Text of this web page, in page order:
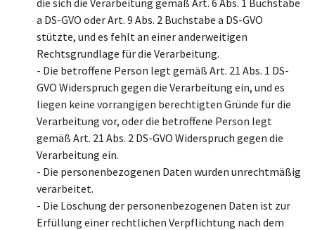
a DS-GVO oder Art. 9 Abs. 2 Buchstabe a DS-GVO
stützte, und es fehlt an einer anderweitigen
Rechtsgrundlage für die Verarbeitung.
- Die betroffene Person legt gemäß Art. 21 Abs. 1 DS-
GVO Widerspruch gegen die Verarbeitung ein, und es
liegen keine vorrangigen berechtigten Gründe für die
Verarbeitung vor, oder die betroffene Person legt
gemäß Art. 21 Abs. 2 DS-GVO Widerspruch gegen die
Verarbeitung ein.
- Die personenbezogenen Daten wurden unrechtmäßig
verarbeitet.
- Die Löschung der personenbezogenen Daten ist zur
Erfüllung einer rechtlichen Verpflichtung nach dem